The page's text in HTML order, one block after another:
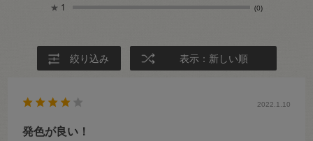
★ 1 (0)
絞り込み 表示：新しい順
2022.1.10
発色が良い！